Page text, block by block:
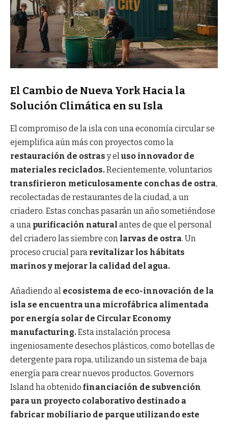
El Cambio de Nueva York Hacia la
Solución Climática en su Isla
El compromiso de la isla con una economía circular se
ejemplifica aún más con proyectos como la
restauración de ostras y el uso innovador de
materiales reciclados.Recientemente, voluntarios
transfirieron meticulosamente conchas de ostra,
recolectadas de restaurantes de la ciudad, a un
criadero. Estas conchas pasarán un año sometiéndose
a una purificación natural antes de que el personal
del criadero las siembre con larvas de ostra. Un
proceso crucial para revitalizar los hábitats
marinos y mejorar la calidad del agua.
Añadiendo al ecosistema de eco-innovación de la
isla se encuentra una microfábrica alimentada
por energía solar de Circular Economy
manufacturing.Esta instalación procesa
ingeniosamente desechos plásticos, como botellas de
detergente para ropa, utilizando un sistema de baja
energía para crear nuevos productos. Governors
Island ha obtenido financiación de subvención
para un proyecto colaborativo destinado a
fabricar mobiliario de parque utilizando este